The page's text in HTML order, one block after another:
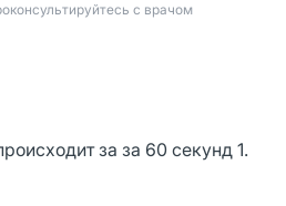
с врачом
за за 60 секунд 1.